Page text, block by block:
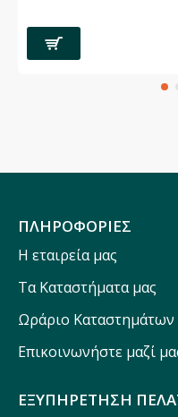
ΠΛΗΡΟΦΟΡΙΕΣ
Η εταιρεία μας
Τα Καταστήματα μας
Ωράριο Καταστημάτων
Επικοινωνήστε μαζί
ΕΞΥΠΗΡΕΤΗΣΗ